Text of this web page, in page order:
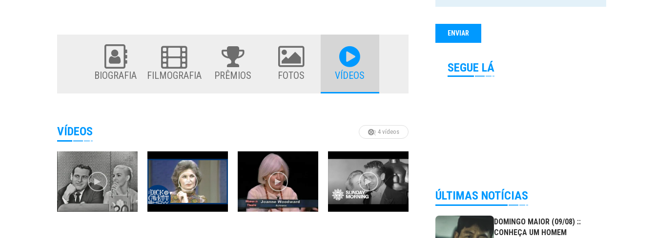
BIOGRAFIA FILMOGRAFIA PRÊMIOS FOTOS VÍDEOS
VÍDEOS 4 vídeos
SEGUE LÁ
ÚLTIMAS NOTÍCIAS
DOMINGO MAIOR (09/08) ::
CONHEÇA UM HOMEM